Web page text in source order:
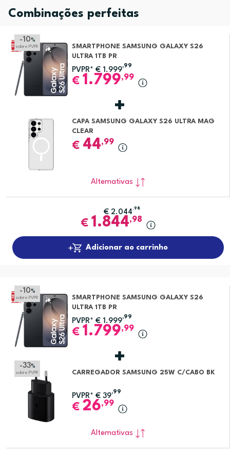
Combinações perfeitas
-10 %
sobre PVPR
SMARTPHONE SAMSUNG GALAXY S26
ULTRA 1TB PR
PVPR* € 1.999
,99
€ 1.799,99
CAPA SAMSUNG GALAXY S26 ULTRA MAG
CLEAR
€ 44,99
Alternativas
€ 2.044,98
€ 1.844,98
Adicionar ao carrinho
-10 %
sobre PVPR
SMARTPHONE SAMSUNG GALAXY S26
ULTRA 1TB PR
PVPR* € 1.999
,99
€ 1.799,99
-33%
sobre PVPR CARREGADOR SAMSUNG 25W C/CABO BK
PVPR* € 39
,99
€ 26,99
Alternativas